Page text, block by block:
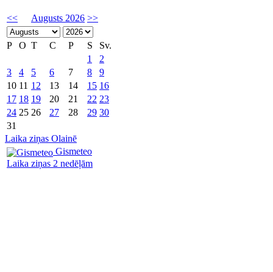
<< Augusts 2026 >>
P O T C P S
Sv.
1
2
3
4 5 6 7 8
9
10 11 12 13 14 15 16
17 18 19 20 21 22 23
24 25 26 27 28 29 30
31
Laika ziņas Olainē
Gismeteo
Laika ziņas 2 nedēļām